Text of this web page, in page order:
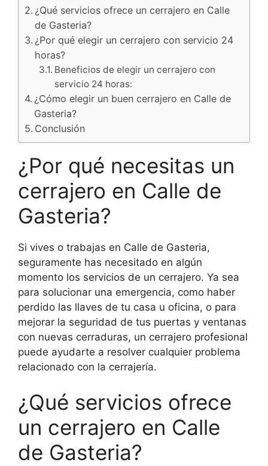
¿Qué servicios ofrece un cerrajero en Calle
de Gasteria?
¿Por qué elegir un cerrajero con servicio 24
horas?
Beneficios de elegir un cerrajero con
servicio 24 horas:
¿Cómo elegir un buen cerrajero en Calle de
Gasteria?
Conclusión
¿Por qué necesitas un
cerrajero en Calle de
Gasteria?
Si vives o trabajas en Calle de Gasteria,
seguramente has necesitado en algún
momento los servicios de un cerrajero. Ya sea
para solucionar una emergencia, como haber
perdido las llaves de tu casa u oficina, o para
mejorar la seguridad de tus puertas y ventanas
con nuevas cerraduras, un cerrajero profesional
puede ayudarte a resolver cualquier problema
relacionado con la cerrajería.
¿Qué servicios ofrece
un cerrajero en Calle
de Gasteria?